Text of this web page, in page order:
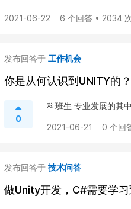
2021-06-22 6 个回答 • 2034
发布回答于 工作机会
你是从何认识到UNITY的？
0
科班生 专业发展的其
2021-06-21 0 个回
发布回答于 技术问答
做Unity开发，C#需要学